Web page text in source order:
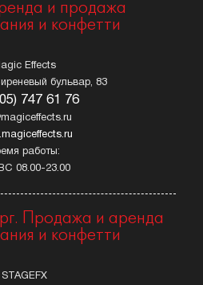
и продажа
и конфетти
Effects
бульвар, 83
747 61 76
работы:
08.00-23.00
Продажа и аренда
и конфетти
STAGEFX